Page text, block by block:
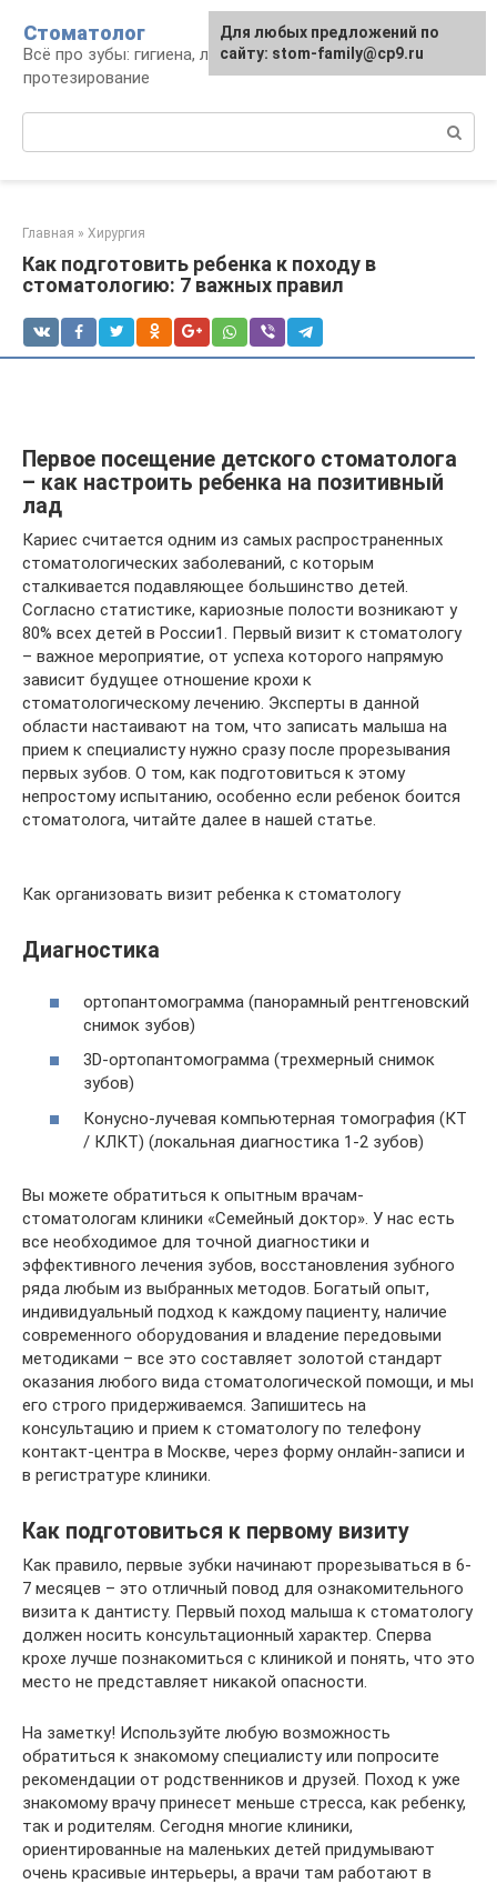
контенту
Стоматолог
Всё про зубы: гигиена, лечение,
протезирование
Главная » Хирургия
Как подготовить ребенка к походу в
стоматологию: 7 важных правил
Первое посещение детского стоматолога
– как настроить ребенка на позитивный
лад
Кариес считается одним из самых распространенных
стоматологических заболеваний, с которым
сталкивается подавляющее большинство детей.
Согласно статистике, кариозные полости возникают у
80% всех детей в России1. Первый визит к стоматологу
– важное мероприятие, от успеха которого напрямую
зависит будущее отношение крохи к
стоматологическому лечению. Эксперты в данной
области настаивают на том, что записать малыша на
прием к специалисту нужно сразу после прорезывания
первых зубов. О том, как подготовиться к этому
непростому испытанию, особенно если ребенок боится
стоматолога, читайте далее в нашей статье.
Как организовать визит ребенка к стоматологу
Диагностика
ортопантомограмма (панорамный рентгеновский
снимок зубов)
3D-ортопантомограмма (трехмерный снимок
зубов)
Конусно-лучевая компьютерная томография (КТ
/ КЛКТ) (локальная диагностика 1-2 зубов)
Вы можете обратиться к опытным врачам-
стоматологам клиники «Семейный доктор». У нас есть
все необходимое для точной диагностики и
эффективного лечения зубов, восстановления зубного
ряда любым из выбранных методов. Богатый опыт,
индивидуальный подход к каждому пациенту, наличие
современного оборудования и владение передовыми
методиками – все это составляет золотой стандарт
оказания любого вида стоматологической помощи, и мы
его строго придерживаемся. Запишитесь на
консультацию и прием к стоматологу по телефону
контакт-центра в Москве, через форму онлайн-записи и
в регистратуре клиники.
Как подготовиться к первому визиту
Как правило, первые зубки начинают прорезываться в 6-
7 месяцев – это отличный повод для ознакомительного
визита к дантисту. Первый поход малыша к стоматологу
должен носить консультационный характер. Сперва
крохе лучше познакомиться с клиникой и понять, что это
место не представляет никакой опасности.
На заметку! Используйте любую возможность
обратиться к знакомому специалисту или попросите
рекомендации от родственников и друзей. Поход к уже
знакомому врачу принесет меньше стресса, как ребенку,
так и родителям. Сегодня многие клиники,
ориентированные на маленьких детей придумывают
очень красивые интерьеры, а врачи там работают в
Для любых предложений по
сайту: stom-family@cp9.ru